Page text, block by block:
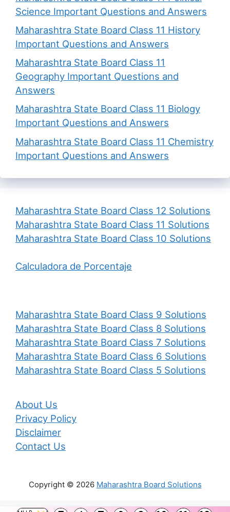
Science Important Questions and Answers
Maharashtra State Board Class 11 History
Important Questions and Answers
Maharashtra State Board Class 11
Geography Important Questions and
Answers
Maharashtra State Board Class 11 Biology
Important Questions and Answers
Maharashtra State Board Class 11 Chemistry
Important Questions and Answers
Maharashtra State Board Class 12 Solutions
Maharashtra State Board Class 11 Solutions
Maharashtra State Board Class 10 Solutions
Calculadora de Porcentaje
Maharashtra State Board Class 9 Solutions
Maharashtra State Board Class 8 Solutions
Maharashtra State Board Class 7 Solutions
Maharashtra State Board Class 6 Solutions
Maharashtra State Board Class 5 Solutions
About Us
Privacy Policy
Disclaimer
Contact Us
Copyright © 2026 Maharashtra Board Solutions